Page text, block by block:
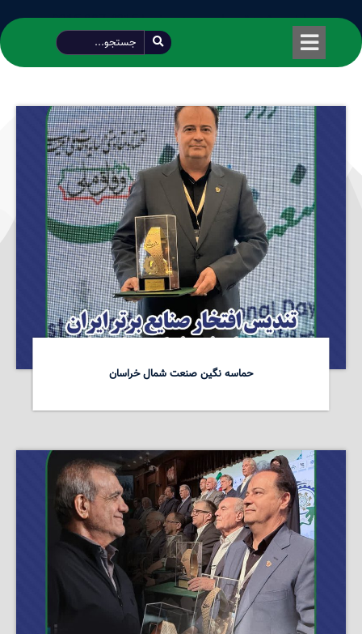
طراحی شده توسط محمود سیفی | 4215 887 0915
حماسه نگین صنعت شمال خراسان